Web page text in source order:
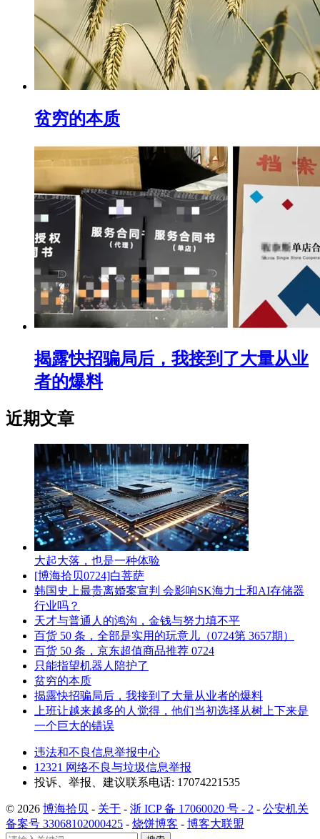
贫穷的本质
揭露快招骗局后，我接到了大量从业
者的爆料
近期文章
大起大落，也是一种体验
[博海拾贝0724]白菩萨
韩国史上最贵离婚案宣判 会影响SK海力士和AI存储器
行业吗？
天才与普通人的鸿沟，金钱与努力填不平
百货 50 条，全部是实用的玩意儿（0724第 3657期）
百货 50 条，京东超值商品推荐 0724
只能指望机器人陪护了
贫穷的本质
揭露快招骗局后，我接到了大量从业者的爆料
上班让越来越多的人觉得，他们当初选择从树上下来是
一个巨大的错误
违法和不良信息举报中心
12321 网络不良与垃圾信息举报
投诉、举报、建议联系电话: 17074221535
© 2026 博海拾贝 - 关于 - 浙 ICP 备 17060020 号 - 2 - 公安机关
备案号 33068102000425 - 烧饼博客 - 博客大联盟